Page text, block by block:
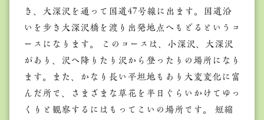
き、大深沢を通って国道47号線に出ます。国道沿
いを歩き大深沢橋を渡り出発地点へもどるというコ
ースになります。 このコースは、小深沢、大深沢
があり、沢へ降りたり沢から登ったりの場所になり
ます。また、かなり長い平坦地もあり大変変化に富
んだ所で、さまざまな草花を半日ぐらいかけてゆっ
くりと観察するにはもってこいの場所です。 短縮